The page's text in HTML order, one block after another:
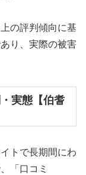
の評判傾向に基
り、実際の被害
実態【伯耆
トで長期間にわ
「口コミ